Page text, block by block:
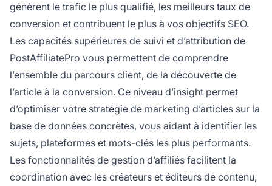
génèrent le trafic le plus qualifié, les meilleurs taux de
conversion et contribuent le plus à vos objectifs SEO.
Les capacités supérieures de suivi et d’attribution de
PostAffiliatePro vous permettent de comprendre
l’ensemble du parcours client, de la découverte de
l’article à la conversion. Ce niveau d’insight permet
d’optimiser votre stratégie de marketing d’articles sur la
base de données concrètes, vous aidant à identifier les
sujets, plateformes et mots-clés les plus performants.
Les fonctionnalités de gestion d’affiliés facilitent la
coordination avec les créateurs et éditeurs de contenu,